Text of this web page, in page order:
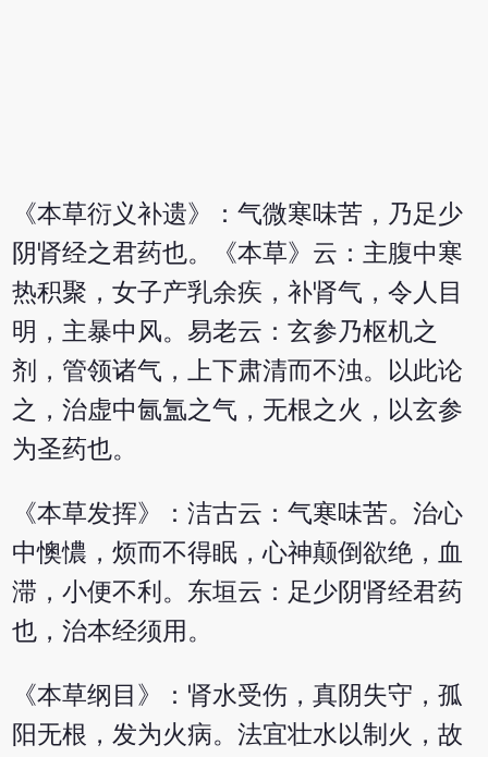
《本草衍义补遗》：气微寒味苦，乃足少
阴肾经之君药也。《本草》云：主腹中寒
热积聚，女子产乳余疾，补肾气，令人目
明，主暴中风。易老云：玄参乃枢机之
剂，管领诸气，上下肃清而不浊。以此论
之，治虚中氤氲之气，无根之火，以玄参
为圣药也。
《本草发挥》：洁古云：气寒味苦。治心
中懊憹，烦而不得眠，心神颠倒欲绝，血
滞，小便不利。东垣云：足少阴肾经君药
也，治本经须用。
《本草纲目》：肾水受伤，真阴失守，孤
阳无根，发为火病。法宜壮水以制火，故